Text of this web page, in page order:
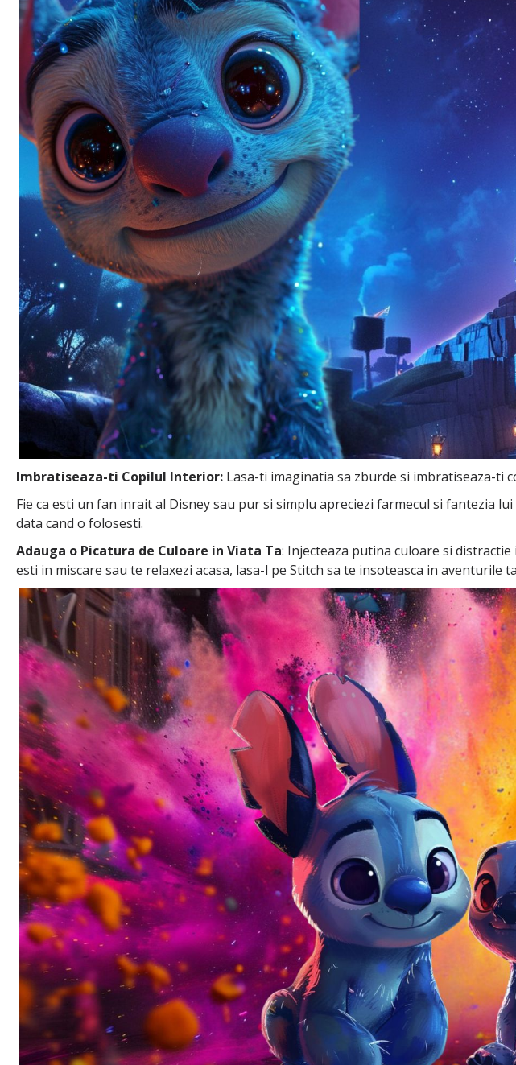
Imbratiseaza-ti Copilul Interior: Lasa-ti imaginatia sa zburde si imbratiseaza-ti
Fie ca esti un fan inrait al Disney sau pur si simplu apreciezi farmecul si fantezia
data cand o folosesti.
Adauga o Picatura de Culoare in Viata Ta: Injecteaza putina culoare si
esti in miscare sau te relaxezi acasa, lasa-l pe Stitch sa te insoteasca in aventurile